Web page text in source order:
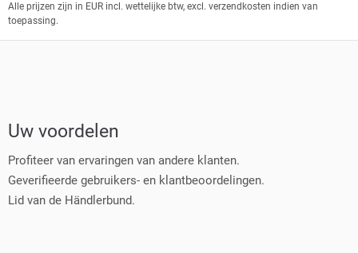
Alle prijzen zijn in EUR incl. wettelijke btw, excl. verzendkosten indien van
toepassing.
Uw voordelen
Profiteer van ervaringen van andere klanten.
Geverifieerde gebruikers- en klantbeoordelingen.
Lid van de Händlerbund.